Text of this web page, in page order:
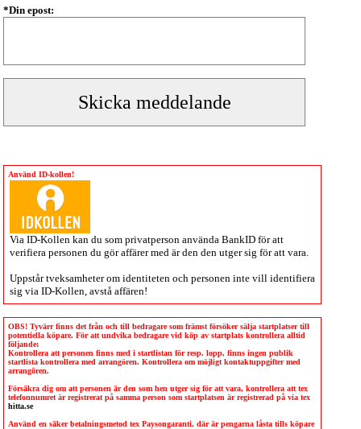
*Din epost:
Använd ID-kollen!
Via ID-Kollen kan du som privatperson använda BankID för att
verifiera personen du gör affärer med är den den utger sig för att vara.
Uppstår tveksamheter om identiteten och personen inte vill identifiera
sig via ID-Kollen , avstå affären!
OBS! Tyvärr finns det från och till bedragare som främst försöker sälja startplatser till
potentiella köpare. För att undvika bedragare vid köp av startplats kontrollera alltid
följande:
Kontrollera att personen finns med i startlistan för resp. lopp, finns ingen publik
startlista kontrollera med arrangören. Kontrollera om möjligt kontaktuppgifter med
arrangören.
Försäkra dig om att personen är den som hen utger sig för att vara, kontrollera att tex
telefonnumret är registrerat på samma person som startplatsen är registrerad på via tex
hitta.se
Använd en säker betalningsmetod tex Paysongaranti, där är pengarna låsta tills köpare